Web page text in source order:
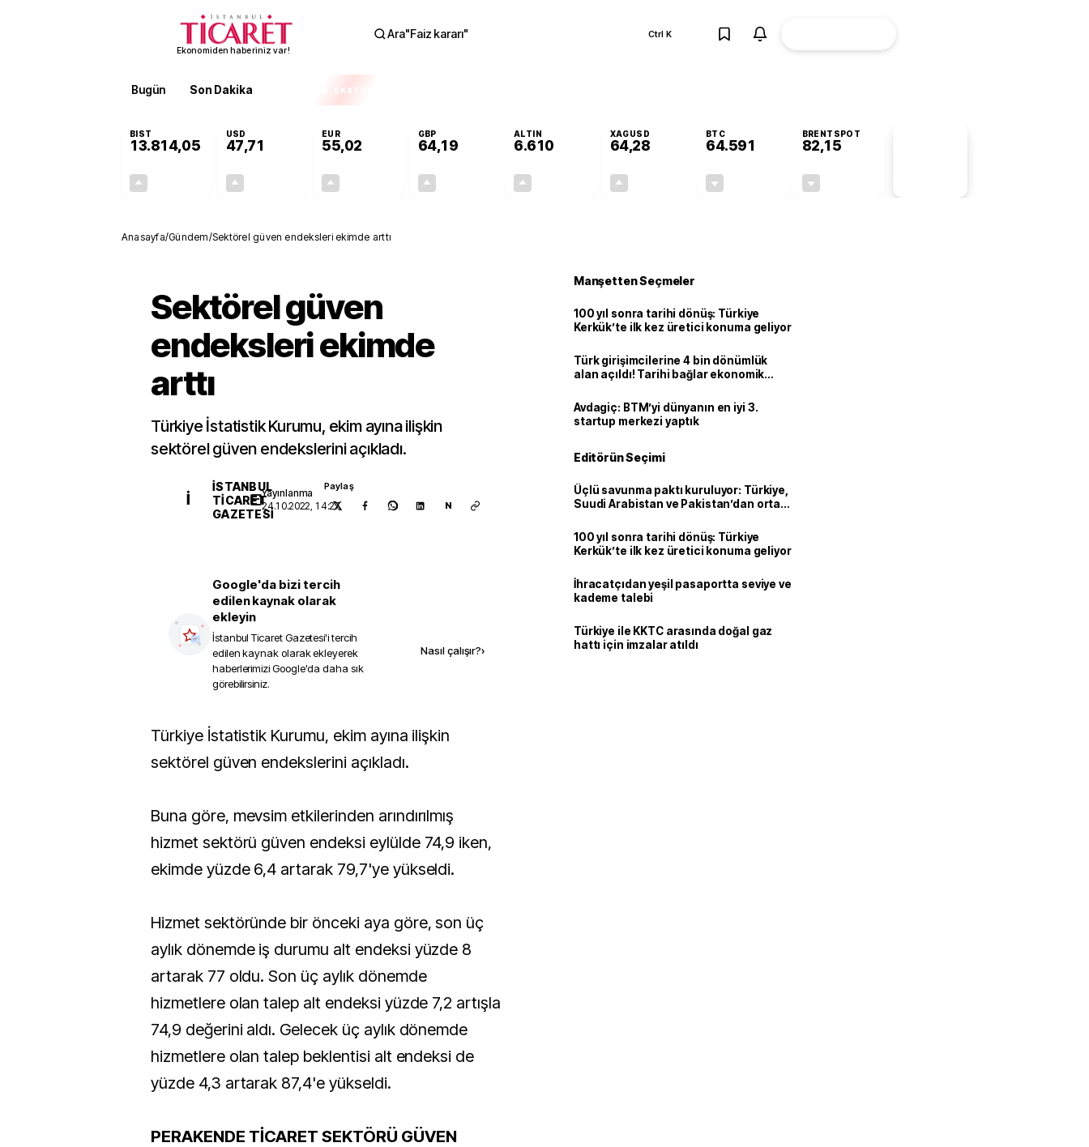
Ekonomiden haberiniz var!
Ara"Faiz kararı" Ctrl K
Bugün Son Dakika EKSTRA
BIST
13.814,05
USD
47,71
EUR
55,02
GBP
64,19
ALTIN
6.610
XAGUSD
64,28
BTC
64.591
BRENTSPOT
82,15
Anasayfa/Gündem/Sektörel güven endeksleri ekimde arttı
Sektörel güven
endeksleri ekimde
arttı
Türkiye İstatistik Kurumu, ekim ayına ilişkin
sektörel güven endekslerini açıkladı.
İ
İSTANBUL
TICARET
GAZETESI
Yayınlanma
24.10.2022, 14:27
Paylaş
N
Google'da bizi tercih
edilen kaynak olarak
ekleyin
İstanbul Ticaret Gazetesi'i tercih
edilen kaynak olarak ekleyerek
haberlerimizi Google'da daha sık
görebilirsiniz.
Nasıl çalışır?›
Türkiye İstatistik Kurumu, ekim ayına ilişkin
sektörel güven endekslerini açıkladı.
Buna göre, mevsim etkilerinden arındırılmış
hizmet sektörü güven endeksi eylülde 74,9 iken,
ekimde yüzde 6,4 artarak 79,7'ye yükseldi.
Hizmet sektöründe bir önceki aya göre, son üç
aylık dönemde iş durumu alt endeksi yüzde 8
artarak 77 oldu. Son üç aylık dönemde
hizmetlere olan talep alt endeksi yüzde 7,2 artışla
74,9 değerini aldı. Gelecek üç aylık dönemde
hizmetlere olan talep beklentisi alt endeksi de
yüzde 4,3 artarak 87,4'e yükseldi.
PERAKENDE TİCARET SEKTÖRÜ GÜVEN
Manşetten Seçmeler
100 yıl sonra tarihi dönüş: Türkiye
Kerkük’te ilk kez üretici konuma geliyor
Türk girişimcilerine 4 bin dönümlük
alan açıldı! Tarihi bağlar ekonomik
Avdagiç: BTM’yi dünyanın en iyi 3.
startup merkezi yaptık
Editörün Seçimi
Üçlü savunma paktı kuruluyor: Türkiye,
Suudi Arabistan ve Pakistan’dan ortak
100 yıl sonra tarihi dönüş: Türkiye
Kerkük’te ilk kez üretici konuma geliyor
İhracatçıdan yeşil pasaportta seviye ve
kademe talebi
Türkiye ile KKTC arasında doğal gaz
hattı için imzalar atıldı